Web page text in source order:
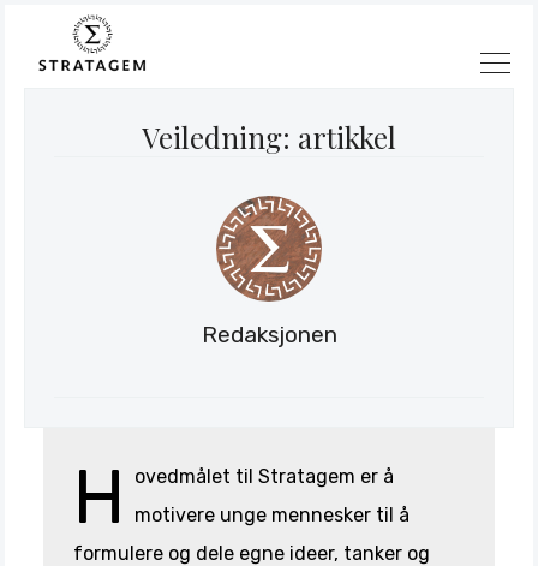
Veiledning: artikkel
Redaksjonen
H
ovedmålet til Stratagem er å
motivere unge mennesker til å
formulere og dele egne ideer, tanker og